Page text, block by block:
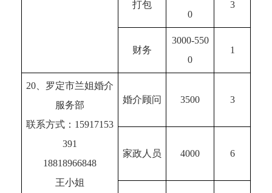
打包
0
3
财务
3000-550
0
1
20、罗定市兰姐婚介
服务部
联系方式：15917153
391
18818966848
王小姐
婚介顾问 3500 3
家政人员 4000 6